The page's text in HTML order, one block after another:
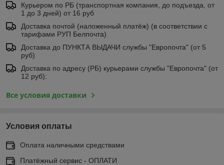
Курьером по РБ (транспортная компания, до подъезда, от
1 до 3 дней) от 16 руб
Доставка почтой (наложенный платёж) (в соответствии с
тарифами РУП Белпочта)
Доставка до ПУНКТА ВЫДАЧИ службы "Европочта" (от 5
руб)
Доставка по адресу (РБ) курьерами службы "Европочта" (от
12 руб):
Все условия доставки
Условия оплаты
Оплата наличными средствами
Платёжный сервис - ОПЛАТИ